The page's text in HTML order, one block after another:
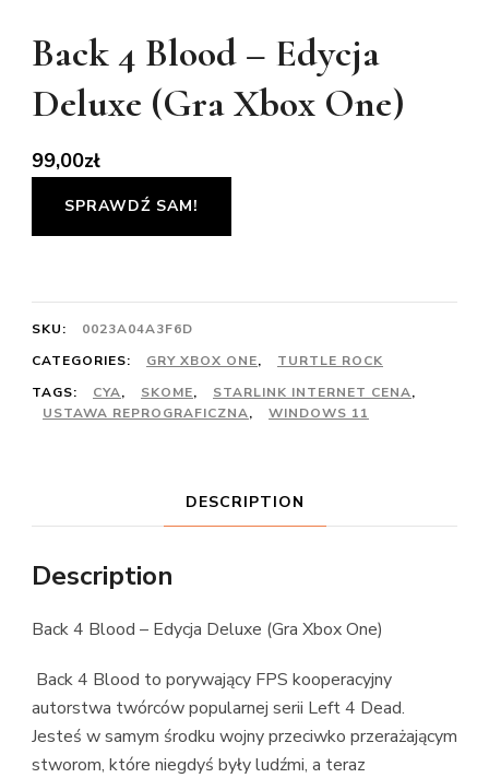
Back 4 Blood – Edycja
Deluxe (Gra Xbox One)
99,00zł
SPRAWDŹ SAM!
SKU:
0023A04A3F6D
CATEGORIES:
GRY XBOX ONE,
TURTLE ROCK
TAGS:
CYA, SKOME, STARLINK INTERNET CENA,
USTAWA REPROGRAFICZNA, WINDOWS 11
DESCRIPTION
Description
Back 4 Blood – Edycja Deluxe (Gra Xbox One)
Back 4 Blood to porywający FPS kooperacyjny
autorstwa twórców popularnej serii Left 4 Dead.
Jesteś w samym środku wojny przeciwko przerażającym
stworom, które niegdyś były ludźmi, a teraz